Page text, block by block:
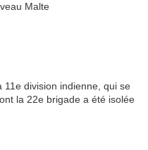
Malte
division indienne, qui se
la 22e brigade a été isolée